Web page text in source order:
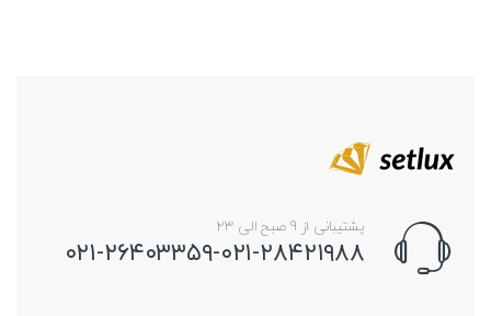
پشتیبانی از 9 صبح الی 23
۰۲۱-۲۶۴۰۳۳۵۹-۰۲۱-۲۸۴۲۱۹۸۸